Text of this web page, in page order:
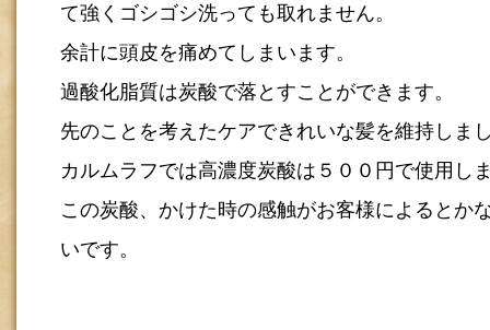
て強くゴシゴシ洗っても取れません。
余計に頭皮を痛めてしまいます。
過酸化脂質は炭酸で落とすことができます。
先のことを考えたケアできれいな髪を維持しま
カルムラフでは高濃度炭酸は５００円で使用し
この炭酸、かけた時の感触がお客様によるとか
いです。